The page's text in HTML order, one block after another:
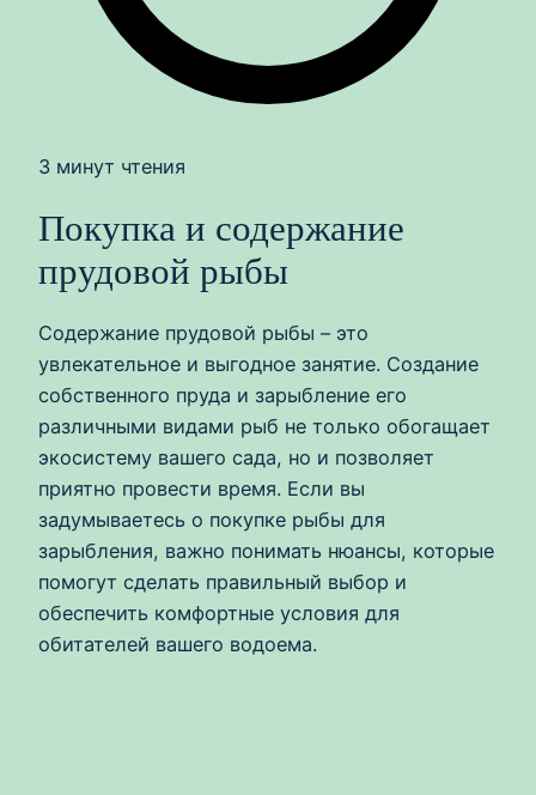
3 минут чтения
Покупка и содержание
прудовой рыбы
Содержание прудовой рыбы – это
увлекательное и выгодное занятие. Создание
собственного пруда и зарыбление его
различными видами рыб не только обогащает
экосистему вашего сада, но и позволяет
приятно провести время. Если вы
задумываетесь о покупке рыбы для
зарыбления, важно понимать нюансы, которые
помогут сделать правильный выбор и
обеспечить комфортные условия для
обитателей вашего водоема.